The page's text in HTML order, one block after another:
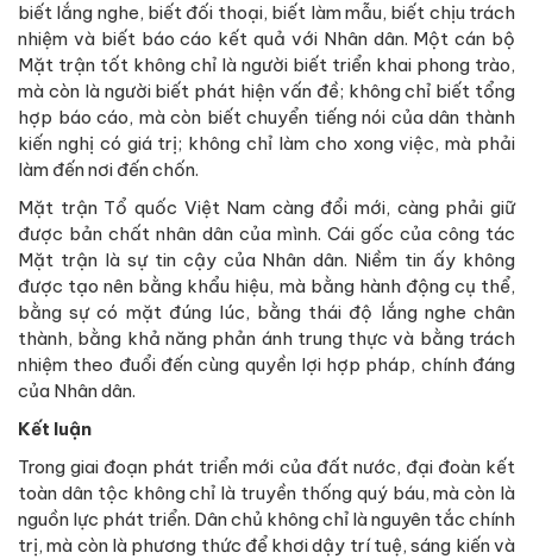
biết lắng nghe, biết đối thoại, biết làm mẫu, biết chịu trách
nhiệm và biết báo cáo kết quả với Nhân dân. Một cán bộ
Mặt trận tốt không chỉ là người biết triển khai phong trào,
mà còn là người biết phát hiện vấn đề; không chỉ biết tổng
hợp báo cáo, mà còn biết chuyển tiếng nói của dân thành
kiến nghị có giá trị; không chỉ làm cho xong việc, mà phải
làm đến nơi đến chốn.
Mặt trận Tổ quốc Việt Nam càng đổi mới, càng phải giữ
được bản chất nhân dân của mình. Cái gốc của công tác
Mặt trận là sự tin cậy của Nhân dân. Niềm tin ấy không
được tạo nên bằng khẩu hiệu, mà bằng hành động cụ thể,
bằng sự có mặt đúng lúc, bằng thái độ lắng nghe chân
thành, bằng khả năng phản ánh trung thực và bằng trách
nhiệm theo đuổi đến cùng quyền lợi hợp pháp, chính đáng
của Nhân dân.
Kết luận
Trong giai đoạn phát triển mới của đất nước, đại đoàn kết
toàn dân tộc không chỉ là truyền thống quý báu, mà còn là
nguồn lực phát triển. Dân chủ không chỉ là nguyên tắc chính
trị, mà còn là phương thức để khơi dậy trí tuệ, sáng kiến và